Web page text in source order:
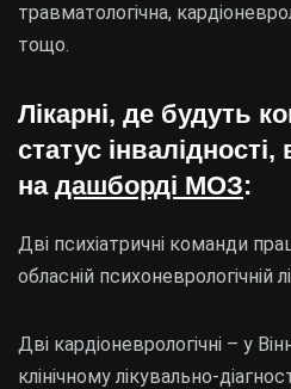
травматологічна,
тощо.
Лікарні, де будуть
статус інвалідності,
на дашборді МОЗ:
Дві психіатричні команди
обласній психоневрологічній
Дві кардіоневрологічні – у
клінічному лікувально-